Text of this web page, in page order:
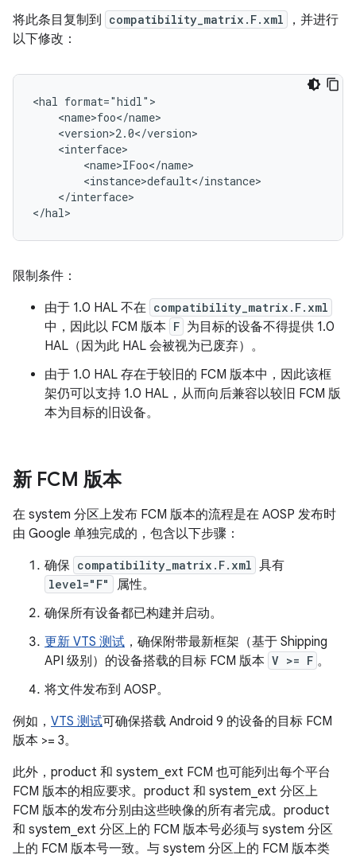
将此条目复制到 compatibility_matrix.F.xml
，并进行
以下修改：
<hal format="hidl">
    <name>foo</name>
    <version>2.0</version>
    <interface>
        <name>IFoo</name>
        <instance>default</instance>
    </interface>
限制条件：
由于 1.0 HAL 不在 compatibility_matrix.F.xml
中，因此以 FCM 版本 F 为目标的设备不得提供 1.0
HAL（因为此 HAL 会被视为已废弃）。
由于 1.0 HAL 存在于较旧的 FCM 版本中，因此该框
架仍可以支持 1.0 HAL，从而向后兼容以较旧 FCM 版
本为目标的旧设备。
新 FCM 版本
在 system 分区上发布 FCM 版本的流程是在 AOSP 发布时
由 Google 单独完成的，包含以下步骤：
确保 compatibility_matrix.F.xml 具有
level="F"
属性。
确保所有设备都已构建并启动。
更新 VTS 测试 ，确保附带最新框架（基于 Shipping
API 级别）的设备搭载的目标 FCM 版本 V >= F 。
将文件发布到 AOSP。
例如， VTS 测试可确保搭载 Android 9 的设备的目标 FCM
版本 >= 3。
此外，product 和 system_ext FCM 也可能列出每个平台
FCM 版本的相应要求。product 和 system_ext 分区上
FCM 版本的发布分别由这些映像的所有者完成。product
和 system_ext 分区上的 FCM 版本号必须与 system 分区
上的 FCM 版本号一致。与 system 分区上的 FCM 版本类